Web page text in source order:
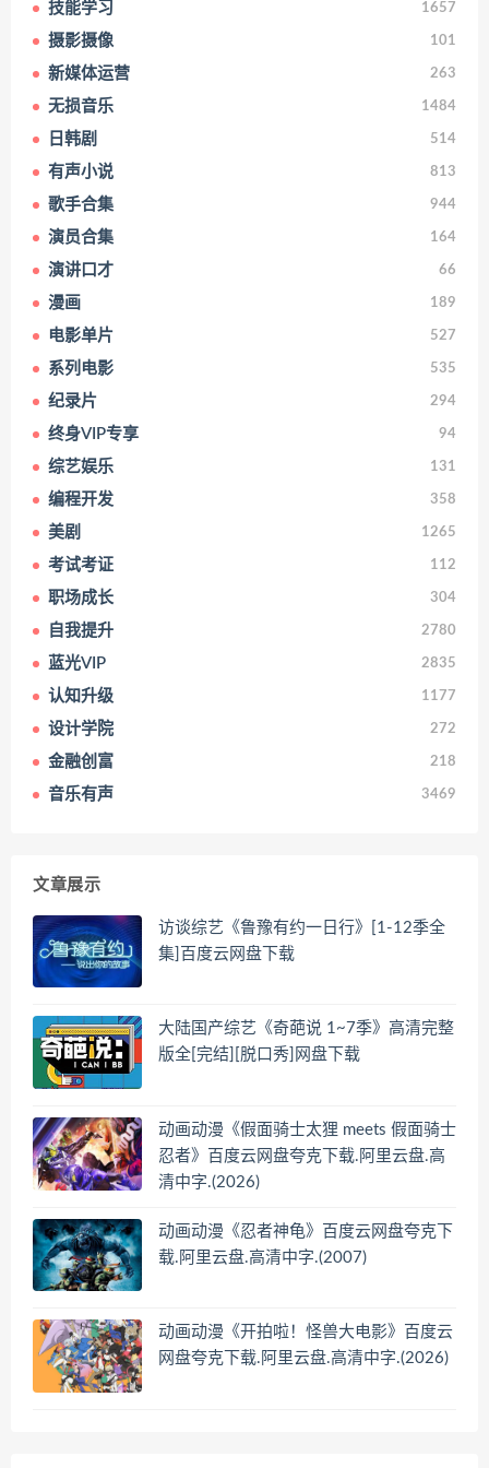
技能学习 1657
摄影摄像 101
新媒体运营 263
无损音乐 1484
日韩剧 514
有声小说 813
歌手合集 944
演员合集 164
演讲口才 66
漫画 189
电影单片 527
系列电影 535
纪录片 294
终身VIP专享 94
综艺娱乐 131
编程开发 358
美剧 1265
考试考证 112
职场成长 304
自我提升 2780
蓝光VIP 2835
认知升级 1177
设计学院 272
金融创富 218
音乐有声 3469
文章展示
访谈综艺《鲁豫有约一日行》[1-12季全
集]百度云网盘下载
大陆国产综艺《奇葩说 1~7季》高清完整
版全[完结][脱口秀]网盘下载
动画动漫《假面骑士太狸 meets 假面骑士
忍者》百度云网盘夸克下载.阿里云盘.高
清中字.(2026)
动画动漫《忍者神龟》百度云网盘夸克下
载.阿里云盘.高清中字.(2007)
动画动漫《开拍啦！怪兽大电影》百度云
网盘夸克下载.阿里云盘.高清中字.(2026)